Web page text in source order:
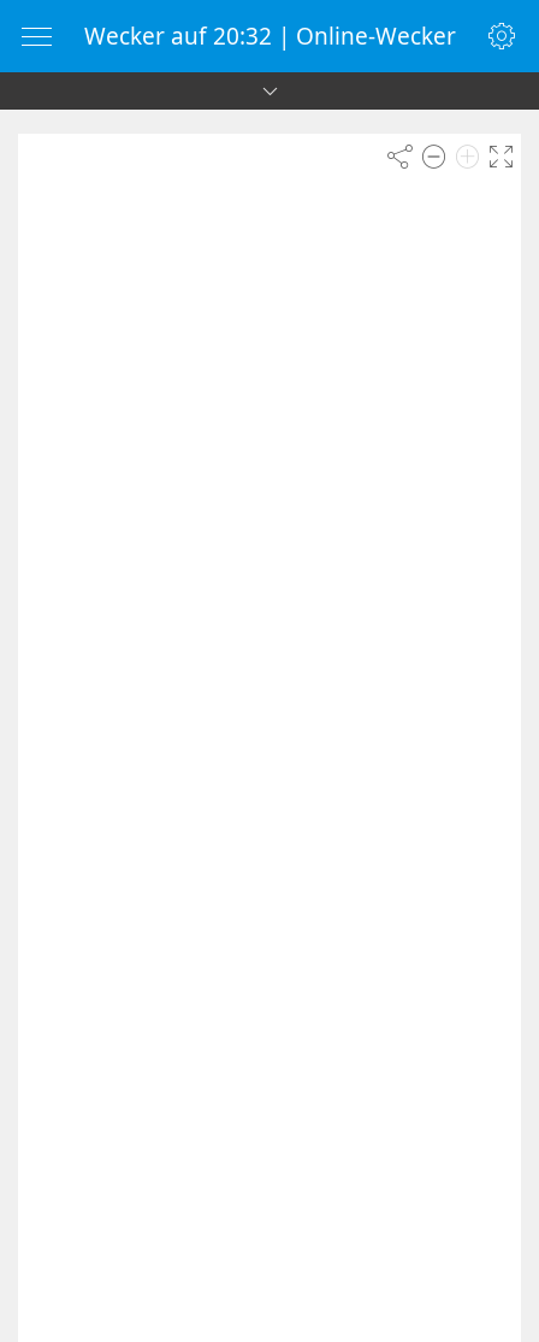
Wecker auf 20:32 | Online-Wecker